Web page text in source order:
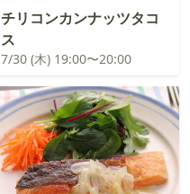
チリコンカンナッツタコ
ス
7/30 (木) 19:00〜20:00